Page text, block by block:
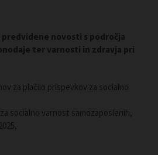
novosti s področja
ter varnosti in zdravja pri
za plačilo prispevkov za socialno
socialno varnost samozaposlenih,